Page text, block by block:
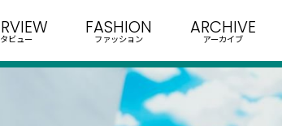
ビュー
FASHION
ファッション
ARCHIVE
アーカイブ